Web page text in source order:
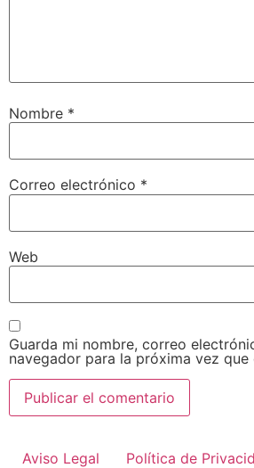
Nombre *
Correo electrónico *
Web
Guarda mi nombre, correo
navegador para la próxima vez que
Aviso Legal Política de